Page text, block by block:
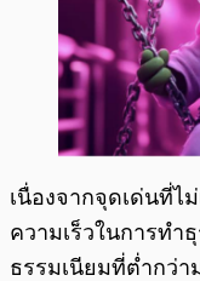
เนื่องจากจุดเด่นที่
ความเร็วในการทำ
ธรรมเนียมที่ต่ำกว่า